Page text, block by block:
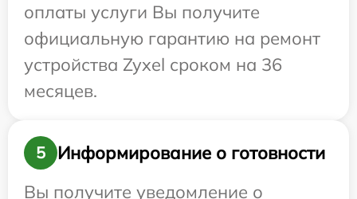
оплаты услуги Вы получите
официальную гарантию на ремонт
устройства Zyxel сроком на 36
месяцев.
5
Информирование о готовности
Вы получите уведомление о